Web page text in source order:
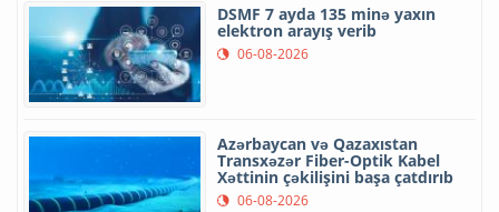
DSMF 7 ayda 135 minə yaxın
elektron arayış verib
06-08-2026
Azərbaycan və Qazaxıstan
Transxəzər Fiber-Optik Kabel
Xəttinin çəkilişini başa çatdırıb
06-08-2026